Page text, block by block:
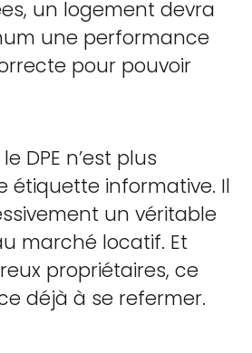
un logement devra
une performance
pour pouvoir
DPE n’est plus
étiquette informative. Il
un véritable
marché locatif. Et
propriétaires, ce
déjà à se refermer.